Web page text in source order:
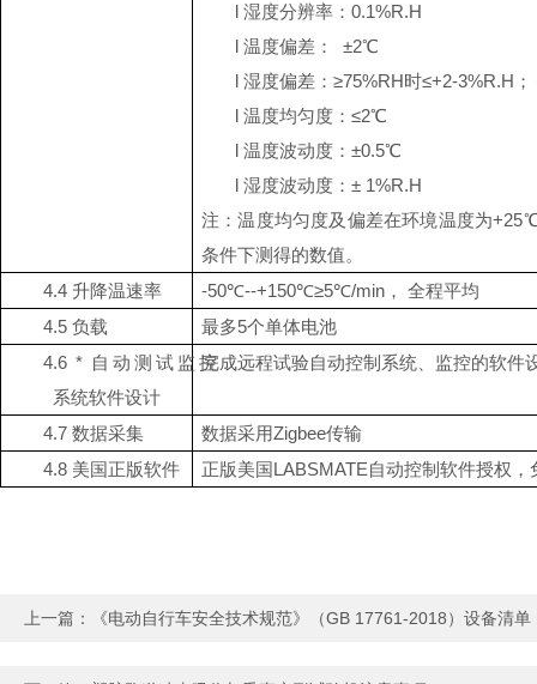
l 湿度分辨率： 0.1%R.H
l 温度偏差：
±2℃
l 湿度偏差： ≥75%RH时≤+2-3%R.H
l 温度均匀度： ≤2℃
l 温度波动度： ±0.5℃
l 湿度波动度： ± 1%R.H
注：温度均匀度及偏差在环境温度为
条件下测得的数值。
4.4 升降温速率
-50℃--+150℃≥5℃/min， 全程平均
4.5 负载 最多5个单体电池
4.6 * 自动测试监控
系统软件设计
完成远程试验自动控制系统、监控的软件
4.7 数据采集 数据采用Zigbee传输
4.8 美国正版软件 正版美国LABSMATE自动控制软件授权，
上一篇： 《电动自行车安全技术规范》（GB 17761-2018）设备清单